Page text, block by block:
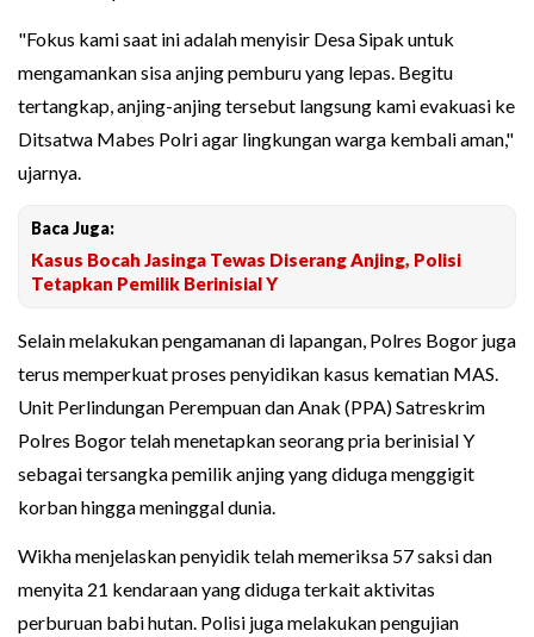
"Fokus kami saat ini adalah menyisir Desa Sipak untuk
mengamankan sisa anjing pemburu yang lepas. Begitu
tertangkap, anjing-anjing tersebut langsung kami evakuasi ke
Ditsatwa Mabes Polri agar lingkungan warga kembali aman,"
ujarnya.
Baca Juga:
Kasus Bocah Jasinga Tewas Diserang Anjing, Polisi
Tetapkan Pemilik Berinisial Y
Selain melakukan pengamanan di lapangan, Polres Bogor juga
terus memperkuat proses penyidikan kasus kematian MAS.
Unit Perlindungan Perempuan dan Anak (PPA) Satreskrim
Polres Bogor telah menetapkan seorang pria berinisial Y
sebagai tersangka pemilik anjing yang diduga menggigit
korban hingga meninggal dunia.
Wikha menjelaskan penyidik telah memeriksa 57 saksi dan
menyita 21 kendaraan yang diduga terkait aktivitas
perburuan babi hutan. Polisi juga melakukan pengujian